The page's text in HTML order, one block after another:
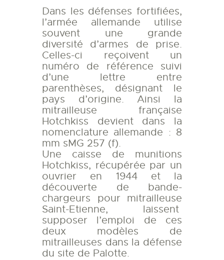
Dans les défenses fortifiées,
l’armée allemande utilise
souvent une grande
diversité d’armes de prise.
Celles-ci reçoivent un
numéro de référence suivi
d’une lettre entre
parenthèses, désignant le
pays d’origine. Ainsi la
mitrailleuse française
Hotchkiss devient dans la
nomenclature allemande : 8
mm sMG 257 (f).
Une caisse de munitions
Hotchkiss, récupérée par un
ouvrier en 1944 et la
découverte de bande-
chargeurs pour mitrailleuse
Saint-Etienne, laissent
supposer l’emploi de ces
deux modèles de
mitrailleuses dans la défense
du site de Palotte.